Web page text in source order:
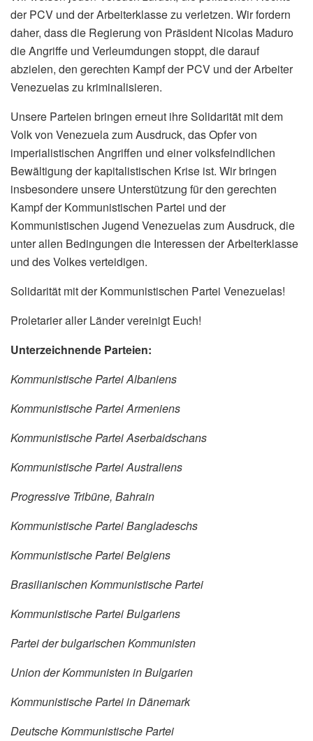
der PCV und der Arbeiterklasse zu verletzen. Wir fordern
daher, dass die Regierung von Präsident Nicolas Maduro
die Angriffe und Verleumdungen stoppt, die darauf
abzielen, den gerechten Kampf der PCV und der Arbeiter
Venezuelas zu kriminalisieren.
Unsere Parteien bringen erneut ihre Solidarität mit dem
Volk von Venezuela zum Ausdruck, das Opfer von
imperialistischen Angriffen und einer volksfeindlichen
Bewältigung der kapitalistischen Krise ist. Wir bringen
insbesondere unsere Unterstützung für den gerechten
Kampf der Kommunistischen Partei und der
Kommunistischen Jugend Venezuelas zum Ausdruck, die
unter allen Bedingungen die Interessen der Arbeiterklasse
und des Volkes verteidigen.
Solidarität mit der Kommunistischen Partei Venezuelas!
Proletarier aller Länder vereinigt Euch!
Unterzeichnende Parteien:
Kommunistische Partei Albaniens
Kommunistische Partei Armeniens
Kommunistische Partei Aserbaidschans
Kommunistische Partei Australiens
Progressive Tribüne, Bahrain
Kommunistische Partei Bangladeschs
Kommunistische Partei Belgiens
Brasilianischen Kommunistische Partei
Kommunistische Partei Bulgariens
Partei der bulgarischen Kommunisten
Union der Kommunisten in Bulgarien
Kommunistische Partei in Dänemark
Deutsche Kommunistische Partei